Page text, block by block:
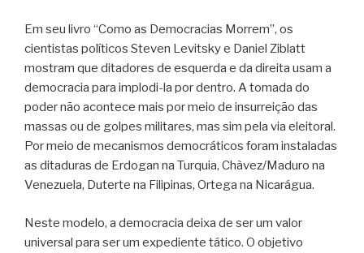
Em seu livro “Como as Democracias Morrem”, os
cientistas políticos Steven Levitsky e Daniel Ziblatt
mostram que ditadores de esquerda e da direita usam a
democracia para implodi-la por dentro. A tomada do
poder não acontece mais por meio de insurreição das
massas ou de golpes militares, mas sim pela via eleitoral.
Por meio de mecanismos democráticos foram instaladas
as ditaduras de Erdogan na Turquia, Chàvez/Maduro na
Venezuela, Duterte na Filipinas, Ortega na Nicarágua.
Neste modelo, a democracia deixa de ser um valor
universal para ser um expediente tático. O objetivo